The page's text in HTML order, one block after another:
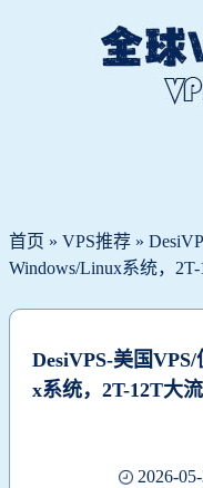
首页 » VPS推荐 »
Windows/Linux系统，
DesiVPS-美国
x系统，2T-12T大
2026-